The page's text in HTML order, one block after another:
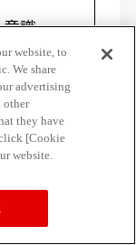
識。
website, to
We share
advertising
other
they have
[Cookie
website.